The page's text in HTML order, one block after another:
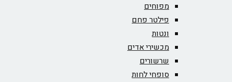
מפוחים
פילטר פחם
ונטות
מכשירי אדים
שרשורים
סופחי לחות